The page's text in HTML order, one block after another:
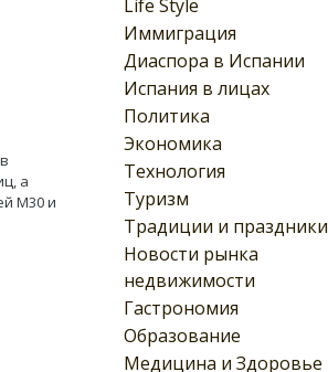
Life Style
Иммиграция
Диаспора в Испании
Испания в лицах
Политика
Экономика
Технология
Туризм
Традиции и праздники
Новости рынка
недвижимости
Гастрономия
Образование
Медицина и Здоровье
а
М30 и